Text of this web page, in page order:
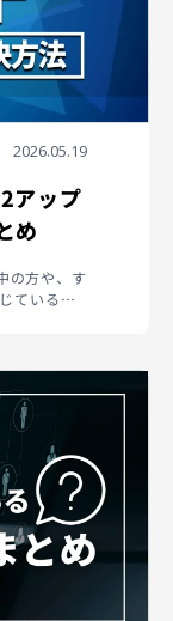
2026.05.19
アップ
め
の方や、す
ている